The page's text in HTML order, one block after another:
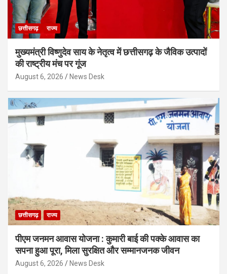
छत्तीसगढ़ राज्य
मुख्यमंत्री विष्णुदेव साय के नेतृत्व में छत्तीसगढ़ के जैविक उत्पादों
की राष्ट्रीय मंच पर गूंज
August 6, 2026 News Desk
छत्तीसगढ़ राज्य
पीएम जनमन आवास योजना : कुमारी बाई की पक्के आवास का
सपना हुआ पूरा, मिला सुरक्षित और सम्मानजनक जीवन
August 6, 2026 News Desk